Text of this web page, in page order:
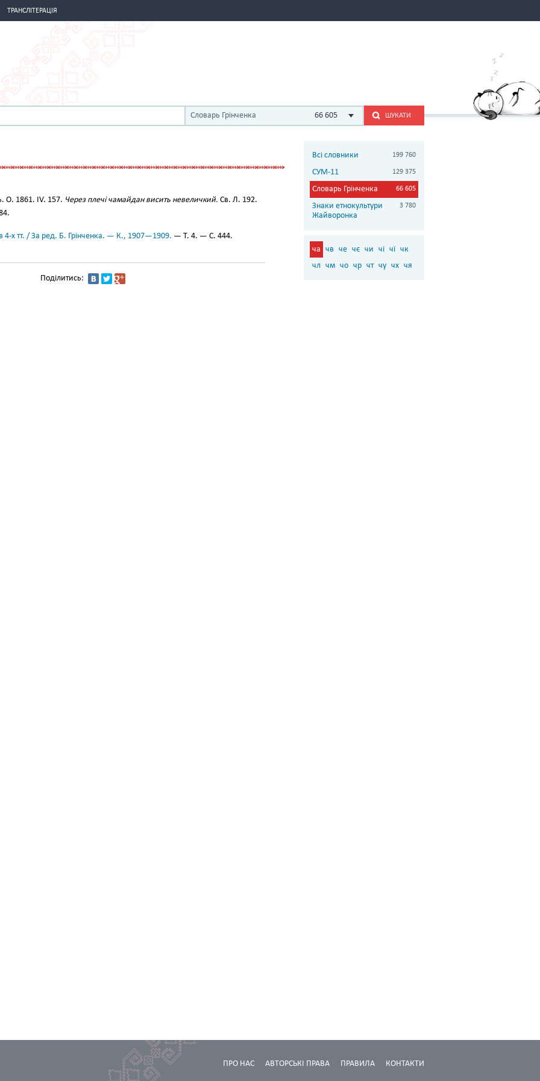
ТРАНСЛІТЕРАЦІЯ
Словарь Грінченка 66 605 ШУКАТИ
О. 1861. IV. 157. Через плечі чамайдан висить невеличкий. Св. Л. 192.
4-х тт. / За ред. Б. Грінченка. — К., 1907—1909. — Т. 4. — С. 444.
Поділитись:
Всі словники 199 760
СУМ-11 129 375
Словарь Грінченка 66 605
Знаки етнокультури
Жайворонка
3 780
ча чв че чє чи чі чї чк
чл чм чо чр чт чу чх чя
КОНТАКТИ
ПРАВИЛА
АВТОРСЬКІ ПРАВА
ПРО НАС